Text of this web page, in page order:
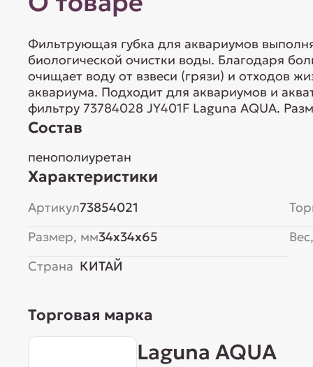
Фильтрующая губка для аквариумов
биологической очистки воды. Благодаря
очищает воду от взвеси (грязи) и отходов
аквариума. Подходит для аквариумов и
фильтру 73784028 JY401F Laguna AQUA.
Состав
пенополиуретан
Характеристики
Артикул73854021
Размер, мм34x34x65
Страна КИТАЙ
Торговая марка
Laguna AQUA